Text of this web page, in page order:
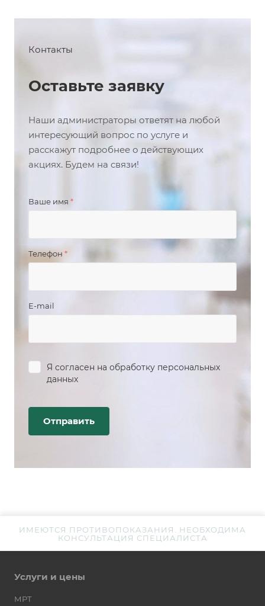
Контакты
Оставьте заявку
Наши администраторы ответят на любой
интересующий вопрос по услуге и
расскажут подробнее о действующих
акциях. Будем на связи!
Ваше имя *
Телефон *
E-mail
Я согласен на обработку персональных
данных
ИМЕЮТСЯ ПРОТИВОПОКАЗАНИЯ. НЕОБХОДИМА
КОНСУЛЬТАЦИЯ СПЕЦИАЛИСТА
Услуги и цены
МРТ